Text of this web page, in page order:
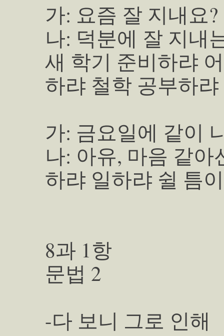
가: 요즘 잘 지내요?
나: 덕분에 잘 지내
새 학기 준비하랴
하랴 철학 공부하
가: 금요일에 같이
나: 아유, 마음 같
하랴 일하랴 쉴 틈
8과 1항
문법 2
-다 보니 그로 인해